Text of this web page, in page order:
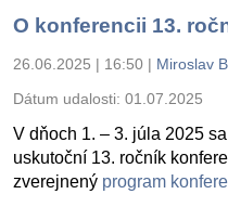
O konferencii 13.
26.06.2025 | 16:50 | Miroslav
Dátum udalosti: 01.07.2025
V dňoch 1. – 3. júla 2025
uskutoční 13. ročník
zverejnený program